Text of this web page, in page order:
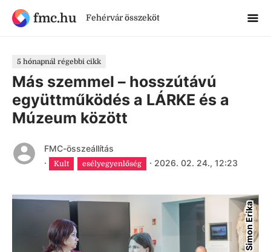
fmc.hu Fehérvár összeköt
5 hónapnál régebbi cikk
Más szemmel – hosszútávú
együttműködés a LÁRKE és a
Múzeum között
FMC-összeállítás
·
Kult esélyegyenlőség · 2026. 02. 24., 12:23
Simon Erika